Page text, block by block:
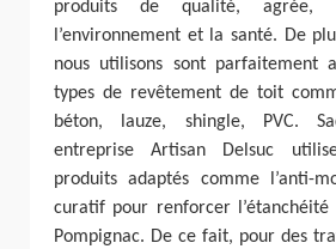
produits de qualité, agrée,
l’environnement et la santé. De
nous utilisons sont parfaitement
types de revêtement de toit
béton, lauze, shingle, PVC.
entreprise Artisan Delsuc
produits adaptés comme l’anti-
curatif pour renforcer
Pompignac. De ce fait, pour des